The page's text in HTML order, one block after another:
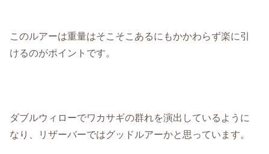
このルアーは重量はそこそこあるにもかかわらず楽に引
けるのがポイントです。
ダブルウィローでワカサギの群れを演出しているように
なり、リザーバーではグッドルアーかと思っています。